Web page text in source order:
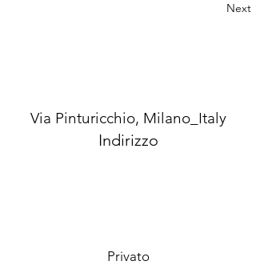
Next
Via Pinturicchio, Milano_Italy
Indirizzo
Privato